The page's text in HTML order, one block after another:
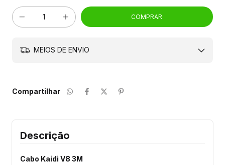
MEIOS DE ENVIO
Compartilhar
Descrição
Cabo Kaidi V8 3M